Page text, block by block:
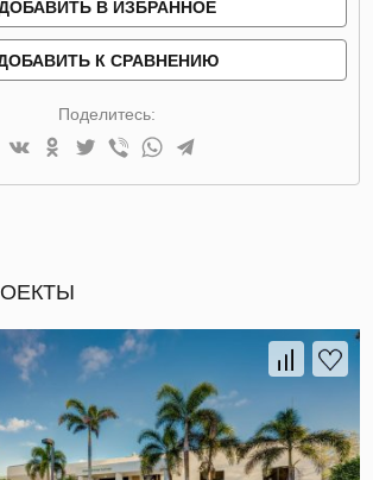
В ИЗБРАННОЕ
К СРАВНЕНИЮ
Поделитесь: